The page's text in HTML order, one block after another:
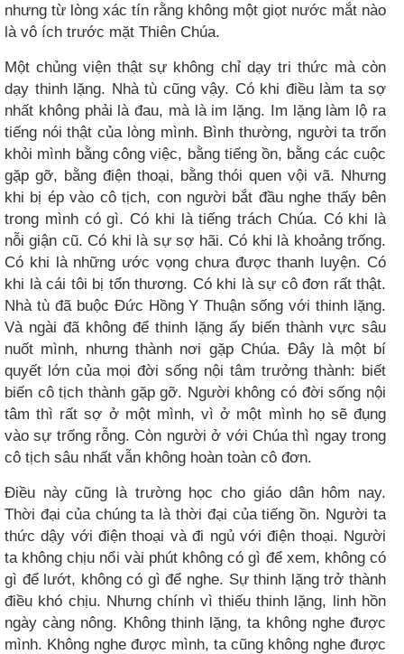
nhưng từ lòng xác tín rằng không một giọt nước mắt nào
là vô ích trước mặt Thiên Chúa.
Một chủng viện thật sự không chỉ dạy tri thức mà còn
dạy thinh lặng. Nhà tù cũng vậy. Có khi điều làm ta sợ
nhất không phải là đau, mà là im lặng. Im lặng làm lộ ra
tiếng nói thật của lòng mình. Bình thường, người ta trốn
khỏi mình bằng công việc, bằng tiếng ồn, bằng các cuộc
gặp gỡ, bằng điện thoại, bằng thói quen vội vã. Nhưng
khi bị ép vào cô tịch, con người bắt đầu nghe thấy bên
trong mình có gì. Có khi là tiếng trách Chúa. Có khi là
nỗi giận cũ. Có khi là sự sợ hãi. Có khi là khoảng trống.
Có khi là những ước vọng chưa được thanh luyện. Có
khi là cái tôi bị tổn thương. Có khi là sự cô đơn rất thật.
Nhà tù đã buộc Đức Hồng Y Thuận sống với thinh lặng.
Và ngài đã không để thinh lặng ấy biến thành vực sâu
nuốt mình, nhưng thành nơi gặp Chúa. Đây là một bí
quyết lớn của mọi đời sống nội tâm trưởng thành: biết
biến cô tịch thành gặp gỡ. Người không có đời sống nội
tâm thì rất sợ ở một mình, vì ở một mình họ sẽ đụng
vào sự trống rỗng. Còn người ở với Chúa thì ngay trong
cô tịch sâu nhất vẫn không hoàn toàn cô đơn.
Điều này cũng là trường học cho giáo dân hôm nay.
Thời đại của chúng ta là thời đại của tiếng ồn. Người ta
thức dậy với điện thoại và đi ngủ với điện thoại. Người
ta không chịu nổi vài phút không có gì để xem, không có
gì để lướt, không có gì để nghe. Sự thinh lặng trở thành
điều khó chịu. Nhưng chính vì thiếu thinh lặng, linh hồn
ngày càng nông. Không thinh lặng, ta không nghe được
mình. Không nghe được mình, ta cũng không nghe được